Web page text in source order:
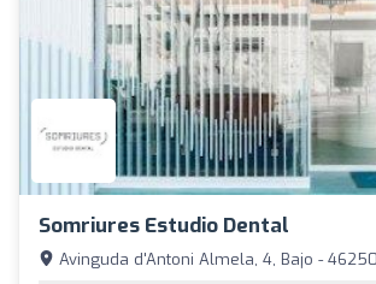
Somriures Estudio Dental
Avinguda d'Antoni Almela, 4, Bajo -